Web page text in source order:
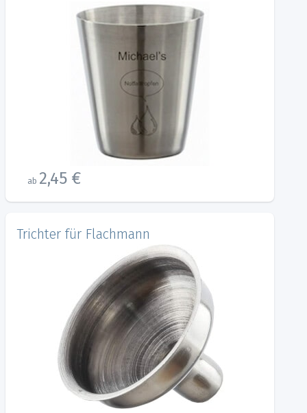
ab 2,45 €
Trichter für Flachmann